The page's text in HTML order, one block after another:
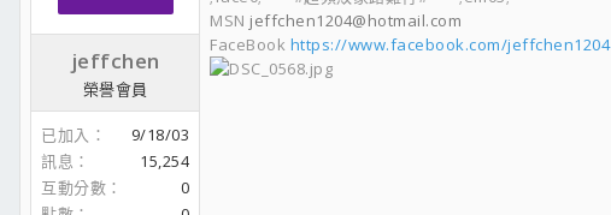
jeffchen
榮譽會員
已加入
9/18/03
訊息
15,254
互動分數
0
MSN jeffchen1204@hotmail.com
FaceBook https://www.facebook.com/jeffchen1204